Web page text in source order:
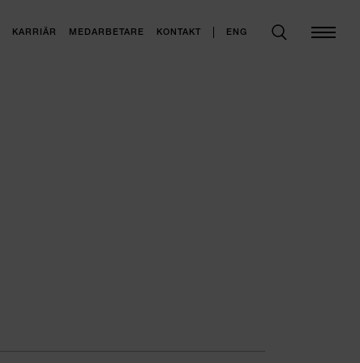
KARRIÄR MEDARBETARE KONTAKT ENG